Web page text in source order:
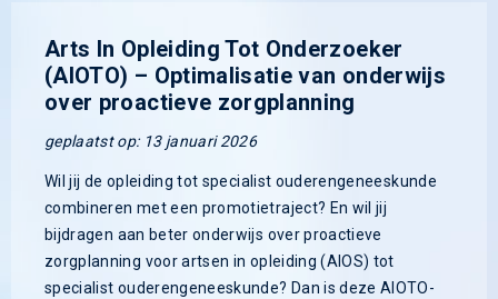
Arts In Opleiding Tot Onderzoeker
(AIOTO) – Optimalisatie van onderwijs
over proactieve zorgplanning
geplaatst op: 13 januari 2026
Wil jij de opleiding tot specialist ouderengeneeskunde
combineren met een promotietraject? En wil jij
bijdragen aan beter onderwijs over proactieve
zorgplanning voor artsen in opleiding (AIOS) tot
specialist ouderengeneeskunde? Dan is deze AIOTO-